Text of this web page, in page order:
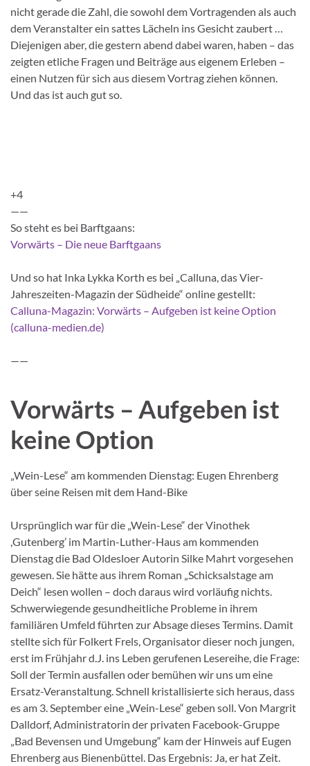
nicht gerade die Zahl, die sowohl dem Vortragenden als auch
dem Veranstalter ein sattes Lächeln ins Gesicht zaubert …
Diejenigen aber, die gestern abend dabei waren, haben – das
zeigten etliche Fragen und Beiträge aus eigenem Erleben –
einen Nutzen für sich aus diesem Vortrag ziehen können.
Und das ist auch gut so.
+4
——
So steht es bei Barftgaans:
Vorwärts – Die neue Barftgaans
Und so hat Inka Lykka Korth es bei „Calluna, das Vier-
Jahreszeiten-Magazin der Südheide“ online gestellt:
Calluna-Magazin: Vorwärts – Aufgeben ist keine Option
(calluna-medien.de)
——
Vorwärts – Aufgeben ist
keine Option
„Wein-Lese“ am kommenden Dienstag: Eugen Ehrenberg
über seine Reisen mit dem Hand-Bike
Ursprünglich war für die „Wein-Lese“ der Vinothek
,Gutenberg’ im Martin-Luther-Haus am kommenden
Dienstag die Bad Oldesloer Autorin Silke Mahrt vorgesehen
gewesen. Sie hätte aus ihrem Roman „Schicksalstage am
Deich“ lesen wollen – doch daraus wird vorläufig nichts.
Schwerwiegende gesundheitliche Probleme in ihrem
familiären Umfeld führten zur Absage dieses Termins. Damit
stellte sich für Folkert Frels, Organisator dieser noch jungen,
erst im Frühjahr d.J. ins Leben gerufenen Lesereihe, die Frage:
Soll der Termin ausfallen oder bemühen wir uns um eine
Ersatz-Veranstaltung. Schnell kristallisierte sich heraus, dass
es am 3. September eine „Wein-Lese“ geben soll. Von Margrit
Dalldorf, Administratorin der privaten Facebook-Gruppe
„Bad Bevensen und Umgebung“ kam der Hinweis auf Eugen
Ehrenberg aus Bienenbüttel. Das Ergebnis: Ja, er hat Zeit.